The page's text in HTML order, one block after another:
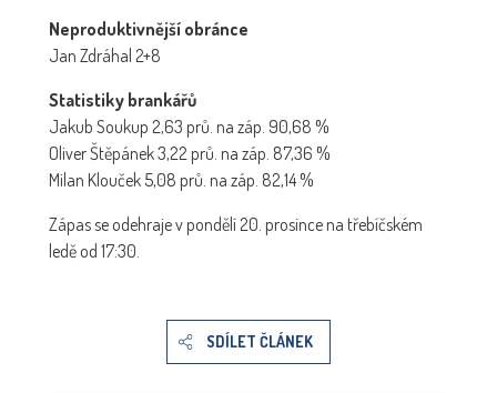
Neproduktivnější obránce
Jan Zdráhal 2+8
Statistiky brankářů
Jakub Soukup 2,63 prů. na záp. 90,68 %
Oliver Štěpánek 3,22 prů. na záp. 87,36 %
Milan Klouček 5,08 prů. na záp. 82,14 %
Zápas se odehraje v pondělí 20. prosince na třebíčském
ledě od 17:30.
SDÍLET ČLÁNEK